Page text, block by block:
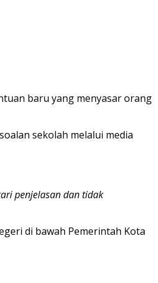
baru yang menyasar orang
sekolah melalui media
penjelasan dan tidak
di bawah Pemerintah Kota